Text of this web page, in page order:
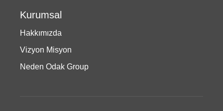
Kurumsal
Hakkımızda
Vizyon Misyon
Neden Odak Group